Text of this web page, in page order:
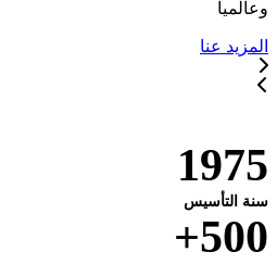
وعالمياً
المزيد عنا
1975
سنة التأسيس
500+